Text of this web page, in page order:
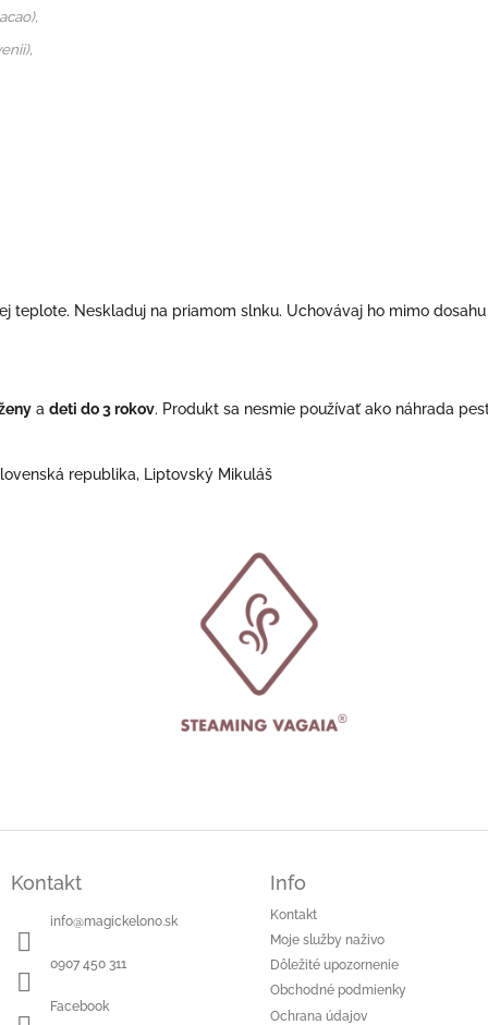
teplote. Neskladuj na priamom slnku. Uchovávaj ho mimo
a deti do 3 rokov. Produkt sa nesmie používať ako náhrada
republika, Liptovský Mikuláš
Kontakt
info@magickelono.sk
0907 450 311
Facebook
Info
Kontakt
Moje služby naživo
Dôležité upozornenie
Obchodné podmienky
Ochrana údajov